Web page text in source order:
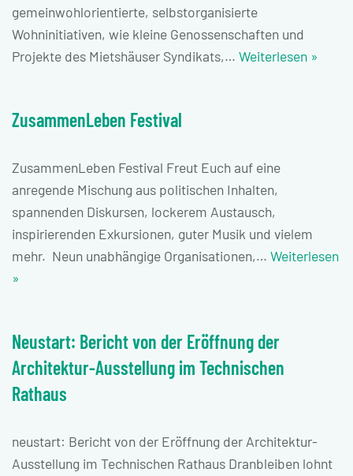
gemeinwohlorientierte, selbstorganisierte
Wohninitiativen, wie kleine Genossenschaften und
Projekte des Mietshäuser Syndikats,… Weiterlesen »
ZusammenLeben Festival
ZusammenLeben Festival Freut Euch auf eine
anregende Mischung aus politischen Inhalten,
spannenden Diskursen, lockerem Austausch,
inspirierenden Exkursionen, guter Musik und vielem
mehr. Neun unabhängige Organisationen,… Weiterlesen
»
Neustart: Bericht von der Eröffnung der
Architektur-Ausstellung im Technischen
Rathaus
neustart: Bericht von der Eröffnung der Architektur-
Ausstellung im Technischen Rathaus Dranbleiben lohnt